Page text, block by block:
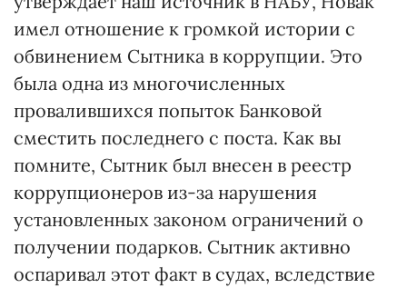
имел отношение к громкой истории с
обвинением Сытника в коррупции. Это
была одна из многочисленных
провалившихся попыток Банковой
сместить последнего с поста. Как вы
помните, Сытник был внесен в реестр
коррупционеров из-за нарушения
установленных законом ограничений о
получении подарков. Сытник активно
оспаривал этот факт в судах, вследствие